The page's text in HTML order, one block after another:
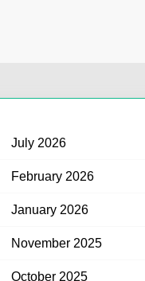
July 2026
February 2026
January 2026
November 2025
October 2025